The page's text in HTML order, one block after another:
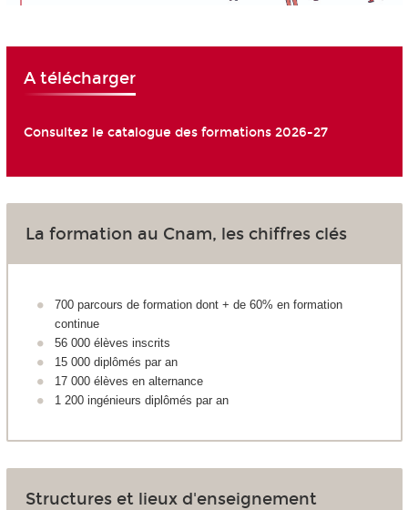
A télécharger
Consultez le catalogue des formations 2026-27
La formation au Cnam, les chiffres clés
700 parcours de formation dont + de 60% en formation
continue
56 000 élèves inscrits
15 000 diplômés par an
17 000 élèves en alternance
1 200 ingénieurs diplômés par an
Structures et lieux d'enseignement